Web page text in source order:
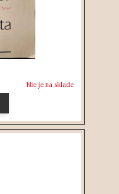
Nie je na sklade